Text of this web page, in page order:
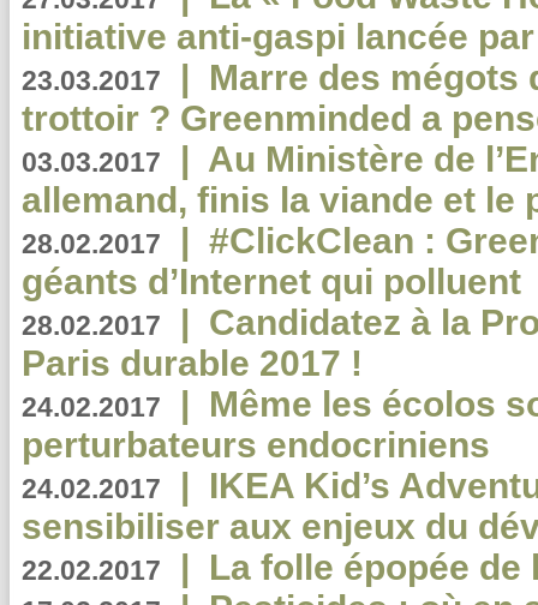
initiative anti-gaspi lancée
23.03.2017 | Marre des mégots
trottoir ? Greenminded a
03.03.2017 | Au Ministère de
allemand, finis la viande et le
28.02.2017 | #ClickClean :
géants d’Internet qui polluent
28.02.2017 | Candidatez à la
Paris durable 2017 !
24.02.2017 | Même les écolos
perturbateurs endocriniens
24.02.2017 | IKEA Kid’s
sensibiliser aux enjeux du
22.02.2017 | La folle épopée de